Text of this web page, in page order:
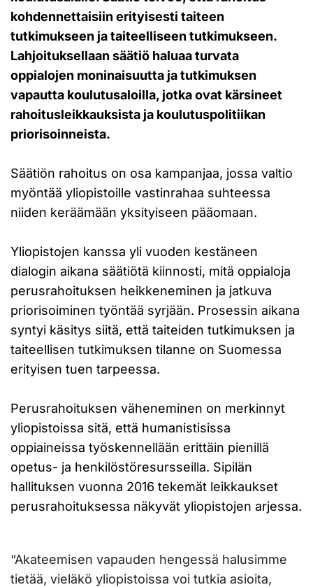
kohdennettaisiin erityisesti taiteen
tutkimukseen ja taiteelliseen tutkimukseen.
Lahjoituksellaan säätiö haluaa turvata
oppialojen moninaisuutta ja tutkimuksen
vapautta koulutusaloilla, jotka ovat kärsineet
rahoitusleikkauksista ja koulutuspolitiikan
priorisoinneista.
Säätiön rahoitus on osa kampanjaa, jossa valtio
myöntää yliopistoille vastinrahaa suhteessa
niiden keräämään yksityiseen pääomaan.
Yliopistojen kanssa yli vuoden kestäneen
dialogin aikana säätiötä kiinnosti, mitä oppialoja
perusrahoituksen heikkeneminen ja jatkuva
priorisoiminen työntää syrjään. Prosessin aikana
syntyi käsitys siitä, että taiteiden tutkimuksen ja
taiteellisen tutkimuksen tilanne on Suomessa
erityisen tuen tarpeessa.
Perusrahoituksen väheneminen on merkinnyt
yliopistoissa sitä, että humanistisissa
oppiaineissa työskennellään erittäin pienillä
opetus- ja henkilöstöresursseilla. Sipilän
hallituksen vuonna 2016 tekemät leikkaukset
perusrahoituksessa näkyvät yliopistojen arjessa.
“Akateemisen vapauden hengessä halusimme
tietää, vieläkö yliopistoissa voi tutkia asioita,